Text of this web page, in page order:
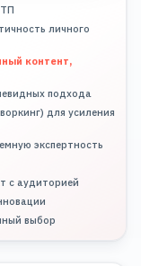
личного
контент,
подхода
для усиления
экспертность
с аудиторией
выбор